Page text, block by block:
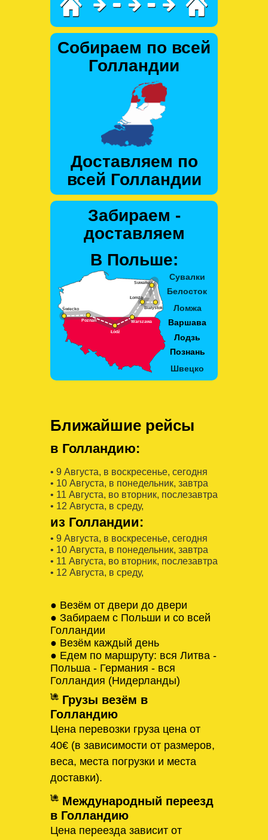
Собираем по всей
Голландии
Доставляем по
всей Голландии
Забираем -
доставляем
В Польше:
Ближайшие рейсы
в Голландию:
• 9 Августa, в воскресенье, сегодня
• 10 Августa, в понедельник, завтра
• 11 Августa, во вторник, послезавтра
• 12 Августa, в среду,
из Голландии:
• 9 Августa, в воскресенье, сегодня
• 10 Августa, в понедельник, завтра
• 11 Августa, во вторник, послезавтра
• 12 Августa, в среду,
● Везём от двери до двери
● Забираем с Польши и со всей
Голландии
● Везём каждый день
● Едем по маршруту: вся Литва -
Польша - Германия - вся
Голландия (Нидерланды)
Грузы везём в
Голландию
Цена перевозки груза цена от
40€ (в зависимости от размеров,
веса, места погрузки и места
доставки).
Международный переезд
в Голландию
Цена переезда зависит от